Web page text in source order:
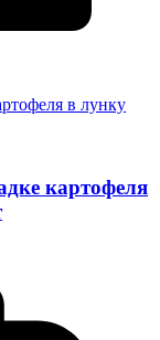
картофеля